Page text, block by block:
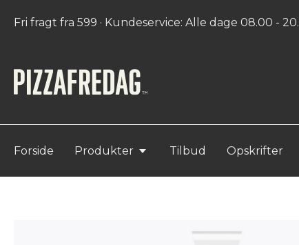
Fri fragt fra 599 · Kundeservice: Alle dage 08.00 -
Forside Produkter Tilbud Opskrifter